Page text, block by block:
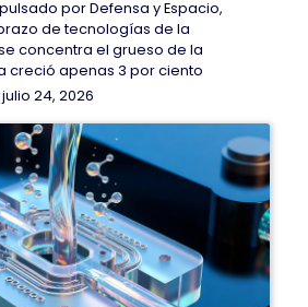
por Defensa y Espacio,
de tecnologías de la
concentra el grueso de la
creció apenas 3 por ciento
julio 24, 2026